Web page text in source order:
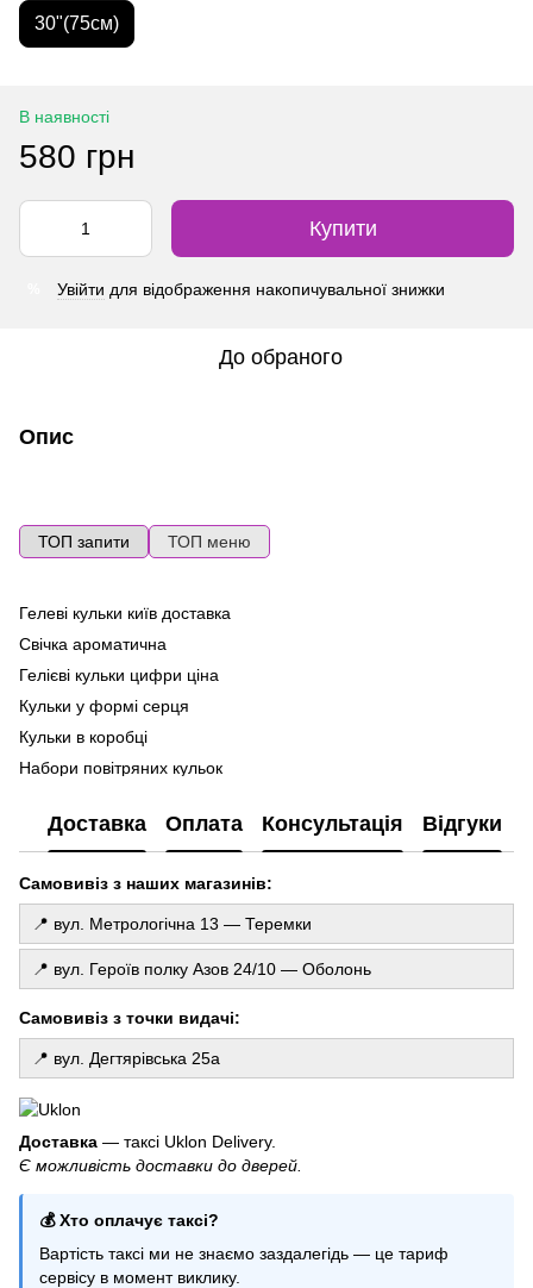
30"(75см)
В наявності
580 грн
Купити
Увійти для відображення накопичувальної знижки
До обраного
Опис
ТОП запити ТОП меню
Гелеві кульки київ доставка
Свічка ароматична
Гелієві кульки цифри ціна
Кульки у формі серця
Кульки в коробці
Набори повітряних кульок
Композиції з кульок на день народження
Хлопавка святкова
Купити свічку ручної роботи
Фотозона з кульок ціна
Купити свічки на торт
Кульки на виписку
Свічка з таємним написом
Гелеві кульки оболонь
Свічки цифри
Гелеві кульки з конфеті
Свічки феєрверки
Все для свята купити
Гірлянди з паперу
Доставка Оплата Консультація Відгуки
Самовивіз з наших магазинів:
📍 вул. Метрологічна 13 — Теремки
📍 вул. Героїв полку Азов 24/10 — Оболонь
Самовивіз з точки видачі:
📍 вул. Дегтярівська 25а
Доставка — таксі Uklon Delivery.
Є можливість доставки до дверей.
💰 Хто оплачує таксі?
Вартість таксі ми не знаємо заздалегідь — це тариф
сервісу в момент виклику.